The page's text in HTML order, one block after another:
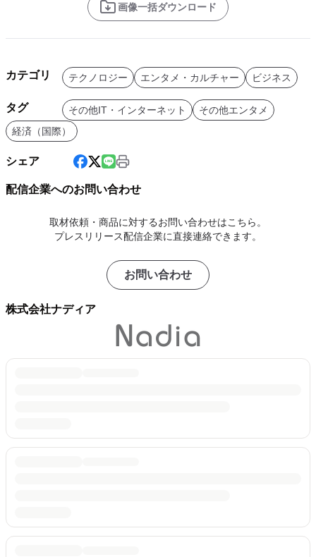
画像一括ダウンロード
カテゴリ テクノロジー エンタメ・カルチャー ビジネス
タグ その他IT・インターネット
その他エンタメ
経済（国際）
シェア
配信企業へのお問い合わせ
取材依頼・商品に対するお問い合わせはこちら。
プレスリリース配信企業に直接連絡できます。
お問い合わせ
株式会社ナディア